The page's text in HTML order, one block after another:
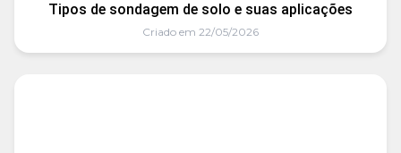
Tipos de sondagem de solo e suas aplicações
Criado em 22/05/2026